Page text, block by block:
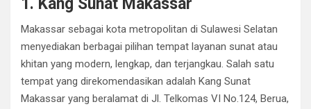
1. Kang Sunat Makassar
Makassar sebagai kota metropolitan di Sulawesi Selatan
menyediakan berbagai pilihan tempat layanan sunat atau
khitan yang modern, lengkap, dan terjangkau. Salah satu
tempat yang direkomendasikan adalah Kang Sunat
Makassar yang beralamat di Jl. Telkomas VI No.124, Berua,